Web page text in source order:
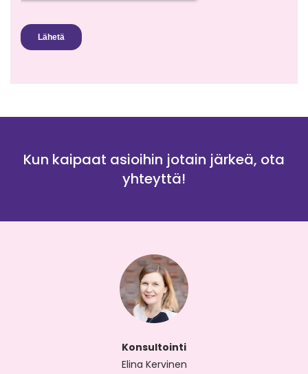
Kun kaipaat asioihin jotain järkeä, ota
yhteyttä!
Konsultointi
Elina Kervinen